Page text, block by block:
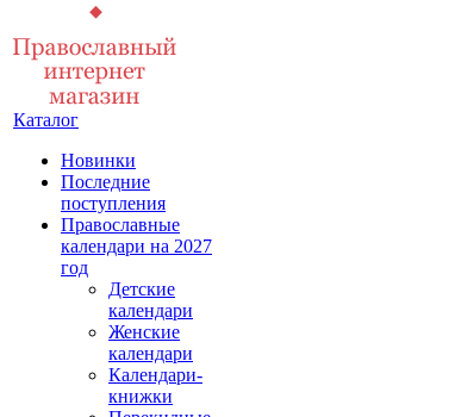
Каталог
Новинки
Последние
поступления
Православные
календари на 2027
год
Детские
календари
Женские
календари
Календари-
книжки